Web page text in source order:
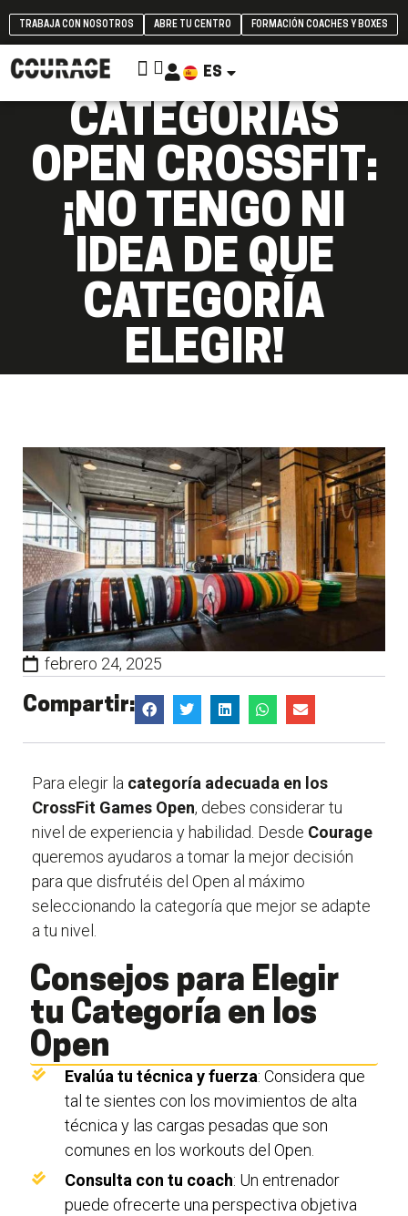
TRABAJA CON NOSOTROS ABRE TU CENTRO FORMACIÓN COACHES Y BOXES
ES
EN
CATEGORÍAS
OPEN CROSSFIT:
¡NO TENGO NI
IDEA DE QUE
CATEGORÍA
ELEGIR!
febrero 24, 2025
Compartir:
Para elegir la categoría adecuada en los
CrossFit Games Open, debes considerar tu
nivel de experiencia y habilidad. Desde Courage
queremos ayudaros a tomar la mejor decisión
para que disfrutéis del Open al máximo
seleccionando la categoría que mejor se adapte
a tu nivel.
Consejos para Elegir
tu Categoría en los
Open
Evalúa tu técnica y fuerza: Considera que
tal te sientes con los movimientos de alta
técnica y las cargas pesadas que son
comunes en los workouts del Open.
Consulta con tu coach: Un entrenador
puede ofrecerte una perspectiva objetiva